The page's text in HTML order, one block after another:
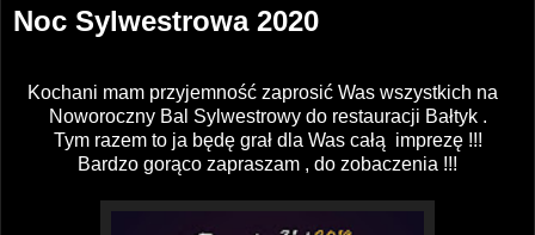
Noc Sylwestrowa 2020
Kochani mam przyjemność zaprosić Was wszystkich na
Noworoczny Bal Sylwestrowy do restauracji Bałtyk .
Tym razem to ja będę grał dla Was całą imprezę !!!
Bardzo gorąco zapraszam , do zobaczenia !!!